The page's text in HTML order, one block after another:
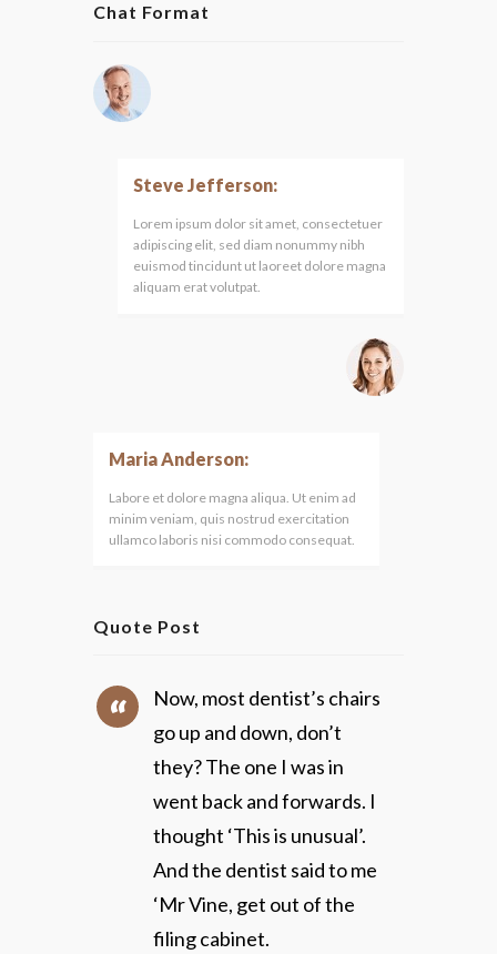
Chat Format
Steve Jefferson:
Lorem ipsum dolor sit amet, consectetuer
adipiscing elit, sed diam nonummy nibh
euismod tincidunt ut laoreet dolore magna
aliquam erat volutpat.
Maria Anderson:
Labore et dolore magna aliqua. Ut enim ad
minim veniam, quis nostrud exercitation
ullamco laboris nisi commodo consequat.
Quote Post
Now, most dentist’s chairs
go up and down, don’t
they? The one I was in
went back and forwards. I
thought ‘This is unusual’.
And the dentist said to me
‘Mr Vine, get out of the
filing cabinet.